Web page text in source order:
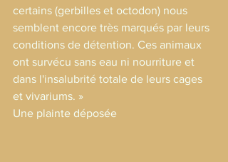
certains (gerbilles et octodon) nous
semblent encore très marqués par leurs
conditions de détention. Ces animaux
ont survécu sans eau ni nourriture et
dans l'insalubrité totale de leurs cages
et vivariums. »
Une plainte déposée